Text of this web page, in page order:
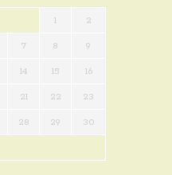
1 2
7 8 9
14 15 16
21 22 23
28 29 30